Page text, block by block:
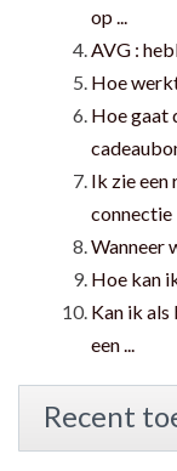
op ...
AVG :
Hoe
Hoe gaat
Ik zie
connectie
Wanneer
Hoe kan
Kan ik
een ...
Recent